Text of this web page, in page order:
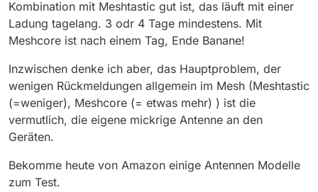
Kombination mit Meshtastic gut ist, das läuft mit einer
Ladung tagelang. 3 odr 4 Tage mindestens. Mit
Meshcore ist nach einem Tag, Ende Banane!
Inzwischen denke ich aber, das Hauptproblem, der
wenigen Rückmeldungen allgemein im Mesh (Meshtastic
(=weniger), Meshcore (= etwas mehr) ) ist die
vermutlich, die eigene mickrige Antenne an den
Geräten.
Bekomme heute von Amazon einige Antennen Modelle
zum Test.